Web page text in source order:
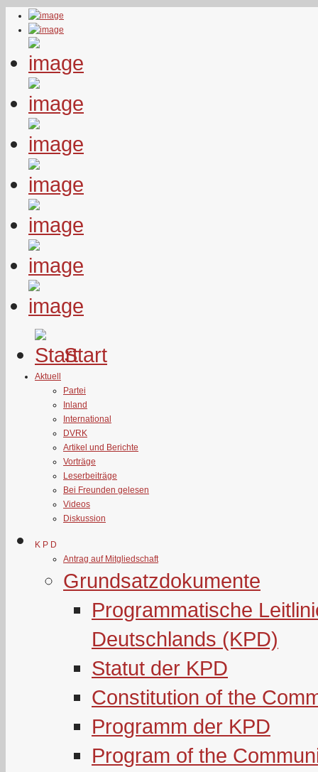
Start
Aktuell
Partei
Inland
International
DVRK
Artikel und Berichte
Vorträge
Leserbeiträge
Bei Freunden gelesen
Videos
Diskussion
K P D
Antrag auf Mitgliedschaft
Grundsatzdokumente
Programmatische
Deutschlands (KPD)
Statut der KPD
Constitution of the
Programm der KPD
Program of the